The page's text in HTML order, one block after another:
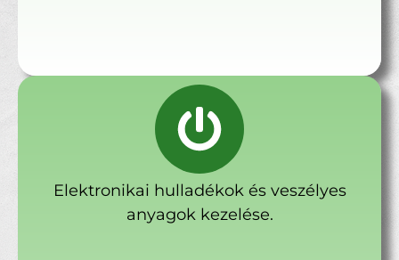
Elektronikai hulladékok és veszélyes
anyagok kezelése.